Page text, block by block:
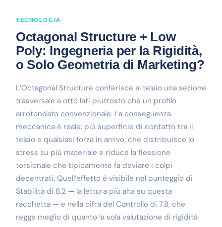
TECNOLOGIA
Octagonal Structure + Low
Poly: Ingegneria per la Rigidità,
o Solo Geometria di Marketing?
L’Octagonal Structure conferisce al telaio una sezione
trasversale a otto lati piuttosto che un profilo
arrotondato convenzionale. La conseguenza
meccanica è reale: più superficie di contatto tra il
telaio e qualsiasi forza in arrivo, che distribuisce lo
stress su più materiale e riduce la flessione
torsionale che tipicamente fa deviare i colpi
decentrati. Quell’effetto è visibile nel punteggio di
Stabilità di 8.2 — la lettura più alta su questa
racchetta — e nella cifra del Controllo di 7.8, che
regge meglio di quanto la sola valutazione di rigidità